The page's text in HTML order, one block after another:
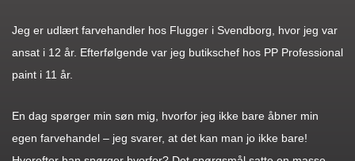
Jeg er udlært farvehandler hos Flugger i Svendborg, hvor jeg var
ansat i 12 år. Efterfølgende var jeg butikschef hos PP Professional
paint i 11 år.
En dag spørger min søn mig, hvorfor jeg ikke bare åbner min
egen farvehandel – jeg svarer, at det kan man jo ikke bare!